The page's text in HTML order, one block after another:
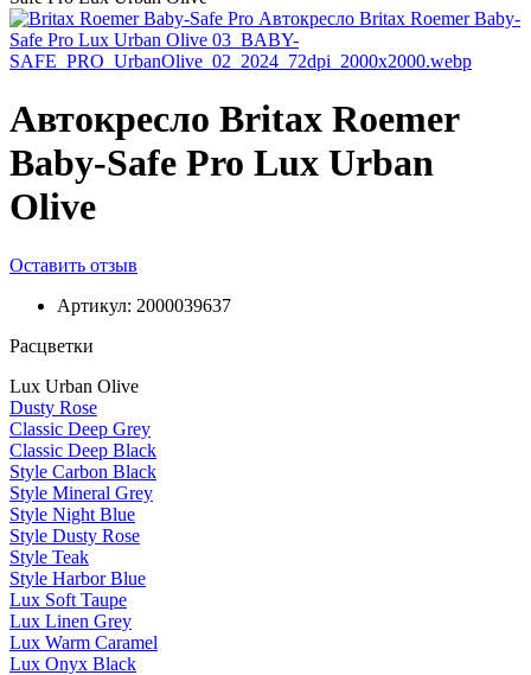
Автокресло Britax Roemer
Baby-Safe Pro Lux Urban
Olive
Оставить отзыв
Артикул: 2000039637
Расцветки
Lux Urban Olive
Dusty Rose
Classic Deep Grey
Classic Deep Black
Style Carbon Black
Style Mineral Grey
Style Night Blue
Style Dusty Rose
Style Teak
Style Harbor Blue
Lux Soft Taupe
Lux Linen Grey
Lux Warm Caramel
Lux Onyx Black